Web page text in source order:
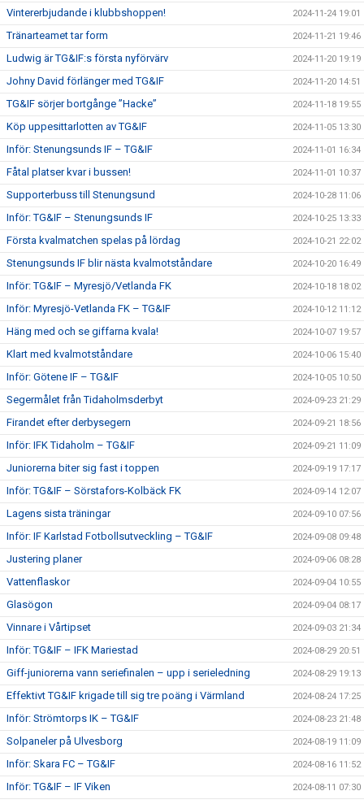
Vintererbjudande i klubbshoppen! 2024-11-24 19:01
Tränarteamet tar form 2024-11-21 19:46
Ludwig är TG&IF:s första nyförvärv 2024-11-20 19:19
Johny David förlänger med TG&IF 2024-11-20 14:51
TG&IF sörjer bortgånge ”Hacke” 2024-11-18 19:55
Köp uppesittarlotten av TG&IF 2024-11-05 13:30
Inför: Stenungsunds IF – TG&IF 2024-11-01 16:34
Fåtal platser kvar i bussen! 2024-11-01 10:37
Supporterbuss till Stenungsund 2024-10-28 11:06
Inför: TG&IF – Stenungsunds IF 2024-10-25 13:33
Första kvalmatchen spelas på lördag 2024-10-21 22:02
Stenungsunds IF blir nästa kvalmotståndare 2024-10-20 16:49
Inför: TG&IF – Myresjö/Vetlanda FK 2024-10-18 18:02
Inför: Myresjö-Vetlanda FK – TG&IF 2024-10-12 11:12
Häng med och se giffarna kvala! 2024-10-07 19:57
Klart med kvalmotståndare 2024-10-06 15:40
Inför: Götene IF – TG&IF 2024-10-05 10:50
Segermålet från Tidaholmsderbyt 2024-09-23 21:29
Firandet efter derbysegern 2024-09-21 18:56
Inför: IFK Tidaholm – TG&IF 2024-09-21 11:09
Juniorerna biter sig fast i toppen 2024-09-19 17:17
Inför: TG&IF – Sörstafors-Kolbäck FK 2024-09-14 12:07
Lagens sista träningar 2024-09-10 07:56
Inför: IF Karlstad Fotbollsutveckling – TG&IF 2024-09-08 09:48
Justering planer 2024-09-06 08:28
Vattenflaskor 2024-09-04 10:55
Glasögon 2024-09-04 08:17
Vinnare i Vårtipset 2024-09-03 21:34
Inför: TG&IF – IFK Mariestad 2024-08-29 20:51
Giff-juniorerna vann seriefinalen – upp i serieledning 2024-08-29 19:13
Effektivt TG&IF krigade till sig tre poäng i Värmland 2024-08-24 17:25
Inför: Strömtorps IK – TG&IF 2024-08-23 21:48
Solpaneler på Ulvesborg 2024-08-19 11:09
Inför: Skara FC – TG&IF 2024-08-16 11:52
Inför: TG&IF – IF Viken 2024-08-11 07:30